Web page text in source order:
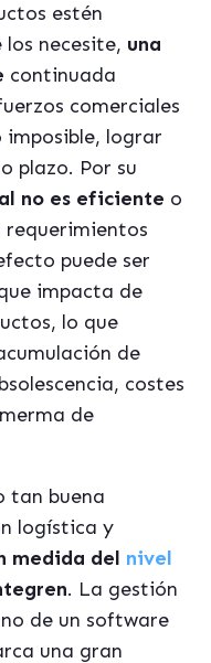
estén
los necesite, una
continuada
comerciales
lograr
plazo. Por su
no es eficiente o
requerimientos
puede ser
impacta de
lo que
de
costes
de
tan buena
logística y
medida del nivel
. La gestión
de un software
una gran